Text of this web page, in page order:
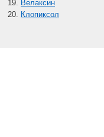
Велаксин
Клопиксол